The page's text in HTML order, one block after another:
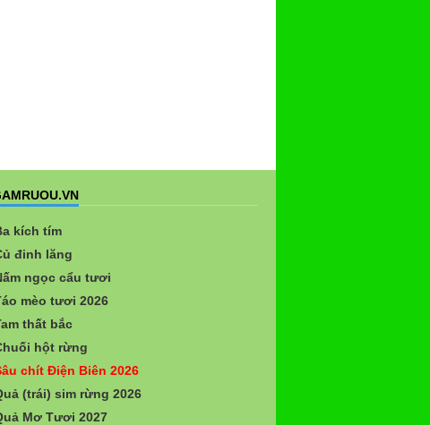
kích tím
đinh lăng
ngọc cẩu tươi
mèo tươi 2026
thất bắc
hột rừng
chít Điện Biên 2026
(trái) sim rừng 2026
Mơ Tươi 2027